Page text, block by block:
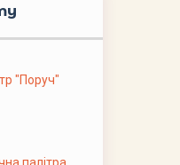
"Поруч"